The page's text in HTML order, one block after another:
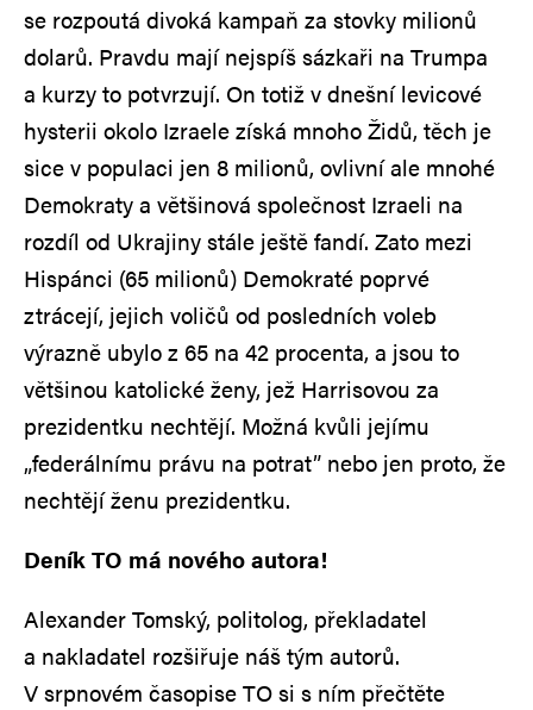
se rozpoutá divoká kampaň za stovky milionů
dolarů. Pravdu mají nejspíš sázkaři na Trumpa
a kurzy to potvrzují. On totiž v dnešní levicové
hysterii okolo Izraele získá mnoho Židů, těch je
sice v populaci jen 8 milionů, ovlivní ale mnohé
Demokraty a většinová společnost Izraeli na
rozdíl od Ukrajiny stále ještě fandí. Zato mezi
Hispánci (65 milionů) Demokraté poprvé
ztrácejí, jejich voličů od posledních voleb
výrazně ubylo z 65 na 42 procenta, a jsou to
většinou katolické ženy, jež Harrisovou za
prezidentku nechtějí. Možná kvůli jejímu
„federálnímu právu na potrat” nebo jen proto, že
nechtějí ženu prezidentku.
Deník TO má nového autora!
Alexander Tomský, politolog, překladatel
a nakladatel rozšiřuje náš tým autorů.
V srpnovém časopise TO si s ním přečtěte